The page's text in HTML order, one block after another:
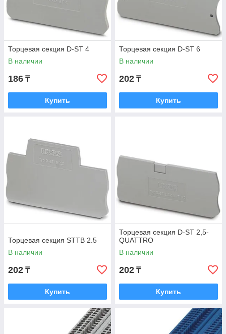
Торцевая секция D-ST 4
В наличии
186 ₸
Купить
Торцевая секция D-ST 6
В наличии
202 ₸
Купить
Торцевая секция STTB 2.5
В наличии
202 ₸
Купить
Торцевая секция D-ST 2,5-
QUATTRO
В наличии
202 ₸
Купить